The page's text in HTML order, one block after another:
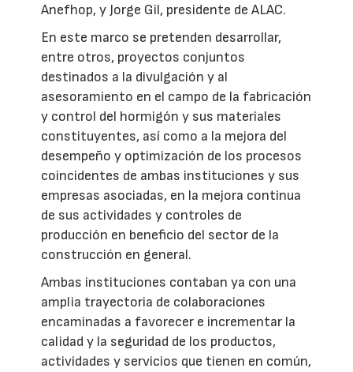
Anefhop, y Jorge Gil, presidente de ALAC.
En este marco se pretenden desarrollar,
entre otros, proyectos conjuntos
destinados a la divulgación y al
asesoramiento en el campo de la fabricación
y control del hormigón y sus materiales
constituyentes, así como a la mejora del
desempeño y optimización de los procesos
coincidentes de ambas instituciones y sus
empresas asociadas, en la mejora continua
de sus actividades y controles de
producción en beneficio del sector de la
construcción en general.
Ambas instituciones contaban ya con una
amplia trayectoria de colaboraciones
encaminadas a favorecer e incrementar la
calidad y la seguridad de los productos,
actividades y servicios que tienen en común,